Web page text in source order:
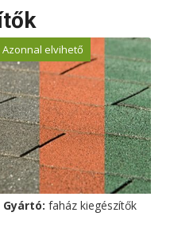
választhatók
Azonnal elvihető
Gyártó: faház kiegészítők